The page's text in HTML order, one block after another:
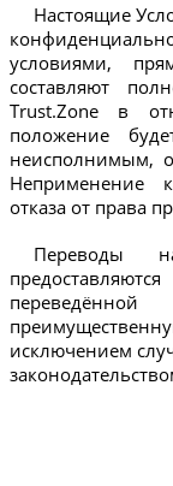
Настоящие
условиями,
составляют
Trust.Zone в
положение
неисполнимым,
Неприменение
отказа от права
Переводы
исключением